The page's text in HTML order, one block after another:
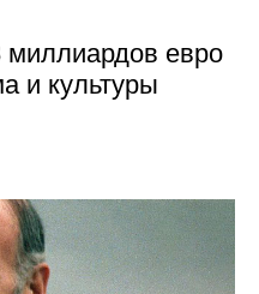
евро
и культуры